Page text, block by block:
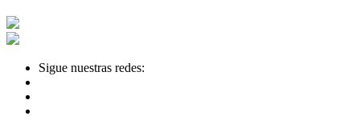
Sigue nuestras redes: